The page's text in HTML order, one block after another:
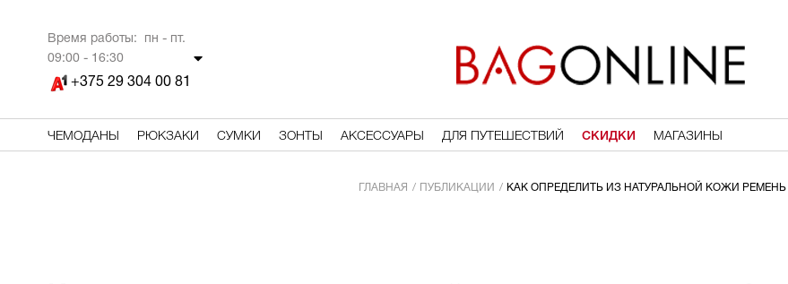
Время работы: пн - пт.
09:00 - 16:30
+375 29 304 00 81
ЧЕМОДАНЫ РЮКЗАКИ СУМКИ ЗОНТЫ АКСЕССУАРЫ ДЛЯ ПУТЕШЕСТВИЙ СКИДКИ МАГАЗИНЫ
ГЛАВНАЯ ПУБЛИКАЦИИ КАК ОПРЕДЕЛИТЬ ИЗ НАТУРАЛЬНОЙ КОЖИ РЕМЕНЬ